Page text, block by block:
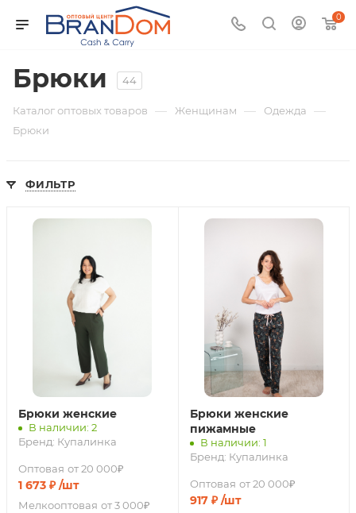
0
Брюки 44
Каталог оптовых товаров — Женщинам — Одежда —
Брюки
ФИЛЬТР
Брюки женские
В наличии: 2
Бренд: Купалинка
Оптовая от 20 000₽
1 673 ₽ /шт
Мелкооптовая от 3 000₽
Брюки женские
пижамные
В наличии: 1
Бренд: Купалинка
Оптовая от 20 000₽
917₽ /шт